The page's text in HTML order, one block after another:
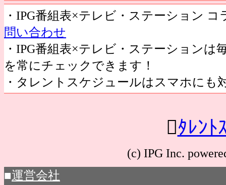
・IPG番組表×テレビ・ステーション
問い合わせ
・IPG番組表×テレビ・ステーション
を常にチェックできます！
・タレントスケジュールはスマホにも
ﾀﾚﾝﾄ
(c) IPG Inc.
■運営会社